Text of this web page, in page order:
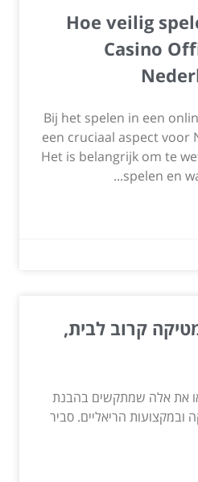
Hoe veilig
Casino
Bij het spelen in een
een cruciaal aspect voor
Het is belangrijk om te
spelen en
קרוב לבית,
את אלה שמתקשים בהבנת
הריאליים. סביר